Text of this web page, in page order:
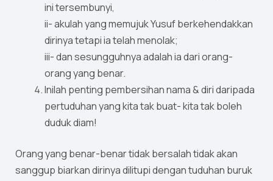
ini tersembunyi,
ii- akulah yang memujuk Yusuf berkehendakkan
dirinya tetapi ia telah menolak;
iii- dan sesungguhnya adalah ia dari orang-
orang yang benar.
Inilah penting pembersihan nama & diri daripada
pertuduhan yang kita tak buat- kita tak boleh
duduk diam!
Orang yang benar-benar tidak bersalah tidak akan
sanggup biarkan dirinya dilitupi dengan tuduhan buruk